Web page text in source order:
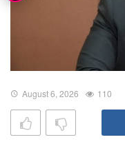
August 6, 2026 110